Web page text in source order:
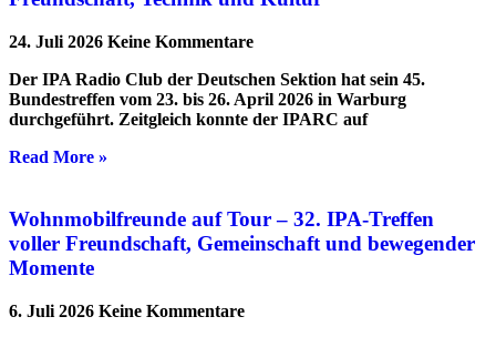
24. Juli 2026 Keine Kommentare
Der IPA Radio Club der Deutschen Sektion hat sein 45.
Bundestreffen vom 23. bis 26. April 2026 in Warburg
durchgeführt. Zeitgleich konnte der IPARC auf
Read More »
Wohnmobilfreunde auf Tour – 32. IPA-Treffen
voller Freundschaft, Gemeinschaft und bewegender
Momente
6. Juli 2026 Keine Kommentare